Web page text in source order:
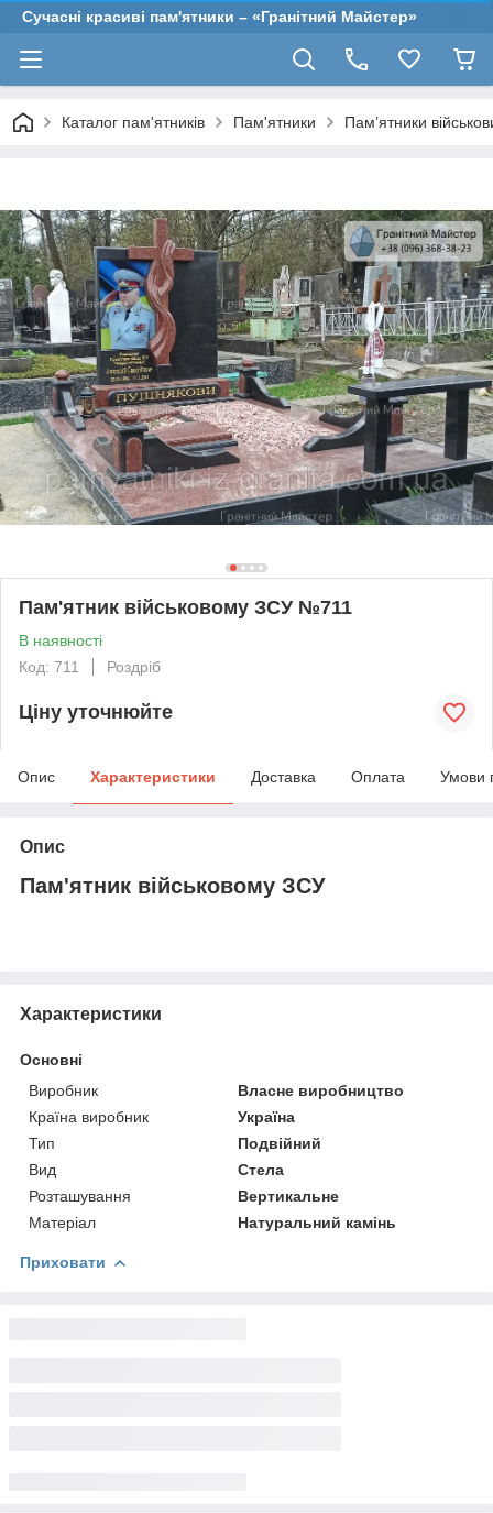
Сучасні красиві пам'ятники – «Гранітний Майстер»
Каталог пам'ятників Пам'ятники Пам’ятники
Пам'ятник військовому ЗСУ №711
В наявності
Код: 711
Роздріб
Ціну уточнюйте
Опис Характеристики Доставка Оплата Умови
Опис
Пам'ятник військовому ЗСУ
Характеристики
Основні
Виробник
Власне виробництво
Країна виробник
Україна
Тип
Подвійний
Вид
Стела
Розташування
Вертикальне
Матеріал
Натуральний камінь
Приховати